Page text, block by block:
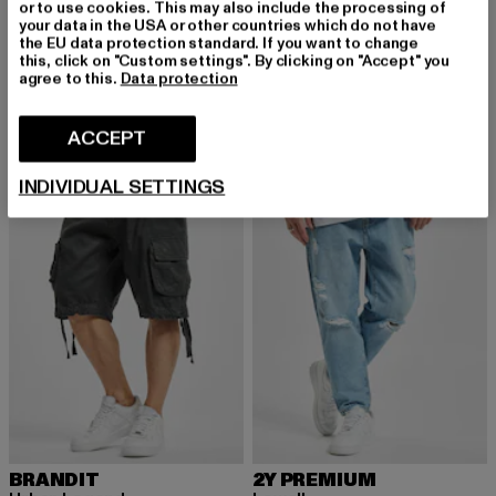
ANOTHER COTTON LAB
Dinner With Friends
EUR 18,86
Derzeitiger Preis: EUR 18,86
EUR 45,99Aktionspreis: EUR 45,99
LONSDALE LONDON
LION TWO TONE
BRANDIT 2Y PREMIUM
or to use cookies. This may also include the processing of
your data in the USA or other countries which do not have
the EU data protection standard. If you want to change
this, click on "Custom settings". By clicking on "Accept" you
agree to this. Data protection
ACCEPT
INDIVIDUAL SETTINGS